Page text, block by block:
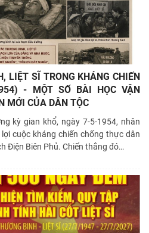
LIỆT SĨ TRONG KHÁNG CHIẾN
- MỘT SỐ BÀI HỌC VẬN
MỚI CỦA DÂN TỘC
kỳ gian khổ, ngày 7-5-1954, nhân
cuộc kháng chiến chống thực dân
Điện Biên Phủ. Chiến thắng đó…